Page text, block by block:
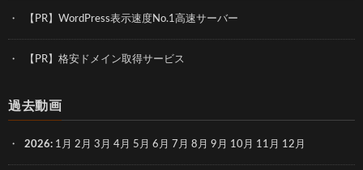
【PR】WordPress表示速度No.1高速サーバー
【PR】格安ドメイン取得サービス
過去動画
2026: 1月 2月 3月 4月 5月 6月 7月 8月 9月 10月 11月 12月